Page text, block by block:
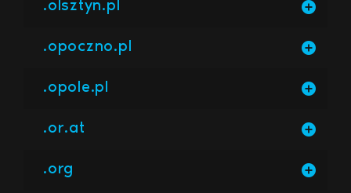
.olsztyn.pl
.opoczno.pl
.opole.pl
.or.at
.org